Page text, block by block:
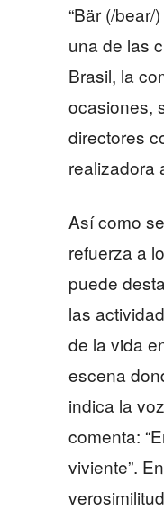
“Bär (/
una de las
Brasil, la
ocasiones,
directores
realizadora
Así como
refuerza a
puede
las
de la vida
escena
indica la
comenta:
viviente”.